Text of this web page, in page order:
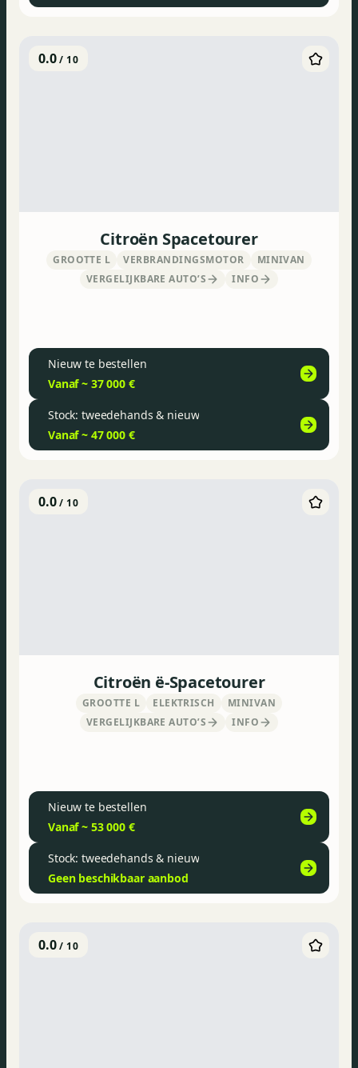
0.0/ 10
Citroën Spacetourer
GROOTTE L VERBRANDINGSMOTOR
MINIVAN
VERGELIJKBARE AUTO’S
INFO
Nieuw te bestellen
Vanaf ~ 37 000 €
Stock: tweedehands & nieuw
Vanaf ~ 47 000 €
0.0/ 10
Citroën ë-Spacetourer
GROOTTE L ELEKTRISCH
MINIVAN
VERGELIJKBARE AUTO’S
INFO
Nieuw te bestellen
Vanaf ~ 53 000 €
Stock: tweedehands & nieuw
Geen beschikbaar aanbod
0.0/ 10